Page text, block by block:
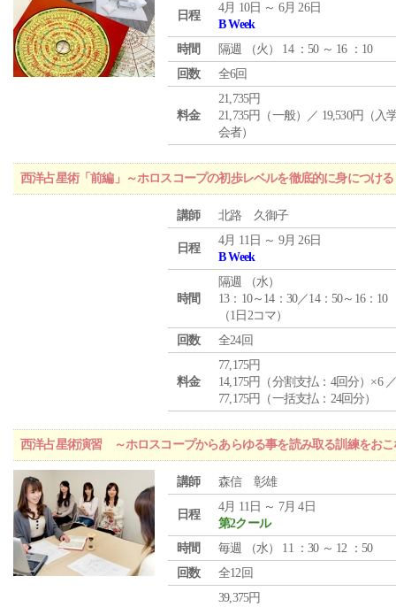
日程
4月 10日 ～ 6月 26日
B Week
時間
隔週 （火 ） 14 ：50 ～ 16 ：10
回数
全6回
料金
21,735円
21,735円（一般）／ 19,530円（入
会者）
西洋占星術「前編」～ホロスコープの初歩レベルを徹底的に身につける
講師 北路 久御子
日程
4月 11日 ～ 9月 26日
B Week
時間
隔週 （水）
13：10～14：30／14：50～16：10
（1日2コマ）
回数
全24回
料金
77,175円
14,175円（分割支払：4回分）×6
77,175円（一括支払：24回分）
西洋占星術演習 ～ホロスコープからあらゆる事を読み取る訓練をおこ
講師 森信 彰雄
日程
4月 11日 ～ 7月 4日
第2クール
時間
毎週 （水） 11 ：30 ～ 12 ：50
回数
全12回
39,375円